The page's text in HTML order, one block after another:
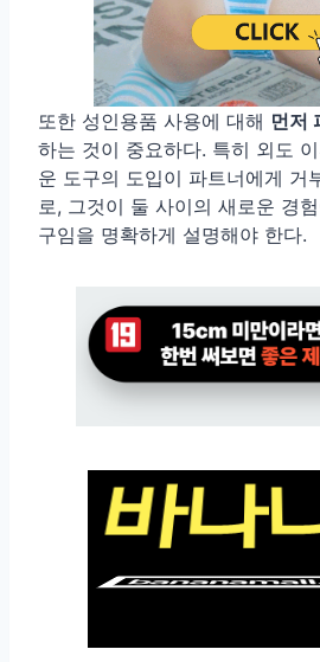
또한 성인용품 사용에 대해 먼저
하는 것이 중요하다. 특히 외도
운 도구의 도입이 파트너에게 거
로, 그것이 둘 사이의 새로운 경
구임을 명확하게 설명해야 한다.